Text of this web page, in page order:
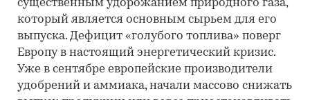
существенным удорожанием природного газа,
который является основным сырьем для его
выпуска. Дефицит «голубого топлива» поверг
Европу в настоящий энергетический кризис.
Уже в сентябре европейские производители
удобрений и аммиака, начали массово снижать